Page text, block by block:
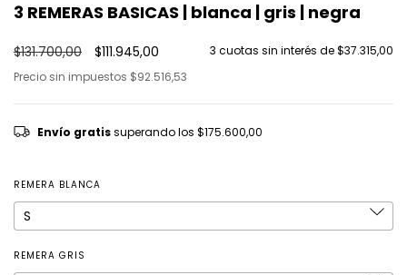
3 REMERAS BASICAS | blanca | gris | negra
$131.700,00 $111.945,00 3 cuotas sin interés de$37.315,00
Precio sin impuestos $92.516,53
Envío gratis superando los $175.600,00
REMERA BLANCA
REMERA GRIS